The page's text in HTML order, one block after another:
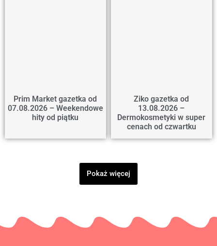
Prim Market gazetka od
07.08.2026 – Weekendowe
hity od piątku
Ziko gazetka od
13.08.2026 –
Dermokosmetyki w super
cenach od czwartku
Pokaż więcej